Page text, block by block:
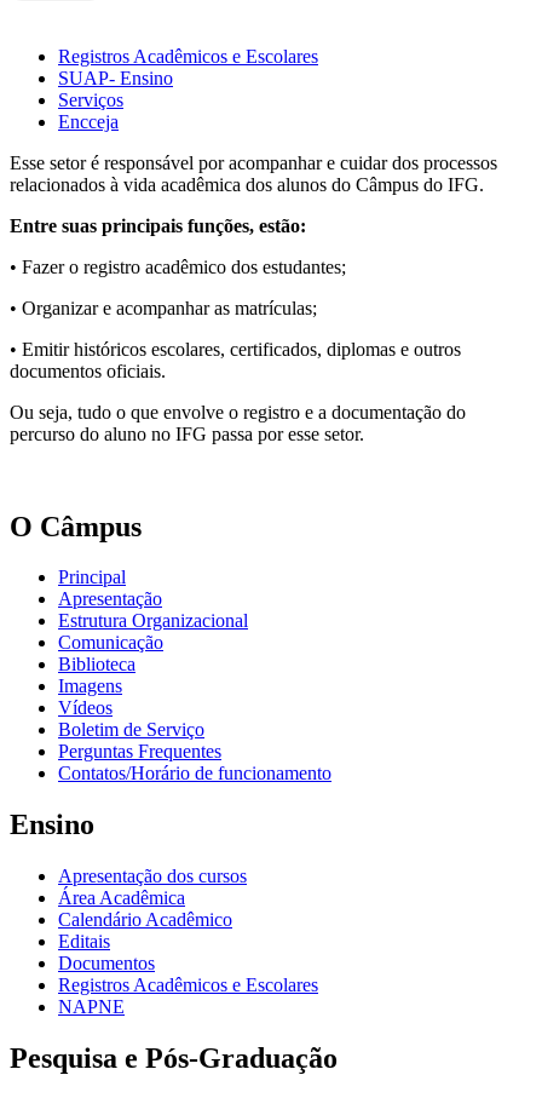
Registros Acadêmicos e Escolares
SUAP- Ensino
Serviços
Encceja
Esse setor é responsável por acompanhar e cuidar dos processos
relacionados à vida acadêmica dos alunos do Câmpus do IFG.
Entre suas principais funções, estão:
• Fazer o registro acadêmico dos estudantes;
• Organizar e acompanhar as matrículas;
• Emitir históricos escolares, certificados, diplomas e outros
documentos oficiais.
Ou seja, tudo o que envolve o registro e a documentação do
percurso do aluno no IFG passa por esse setor.
O Câmpus
Principal
Apresentação
Estrutura Organizacional
Comunicação
Biblioteca
Imagens
Vídeos
Boletim de Serviço
Perguntas Frequentes
Contatos/Horário de funcionamento
Ensino
Apresentação dos cursos
Área Acadêmica
Calendário Acadêmico
Editais
Documentos
Registros Acadêmicos e Escolares
NAPNE
Pesquisa e Pós-Graduação